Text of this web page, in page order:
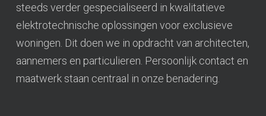
steeds verder gespecialiseerd in kwalitatieve
elektrotechnische oplossingen voor exclusieve
woningen. Dit doen we in opdracht van architecten,
aannemers en particulieren. Persoonlijk contact en
maatwerk staan centraal in onze benadering.